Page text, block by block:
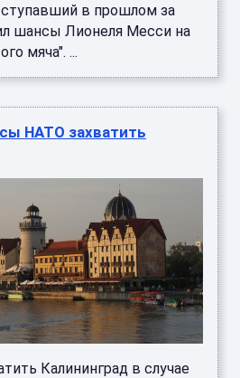
в прошлом за
шансы Лионеля Месси на
мяча". ...
НАТО захватить
Калининград в случае